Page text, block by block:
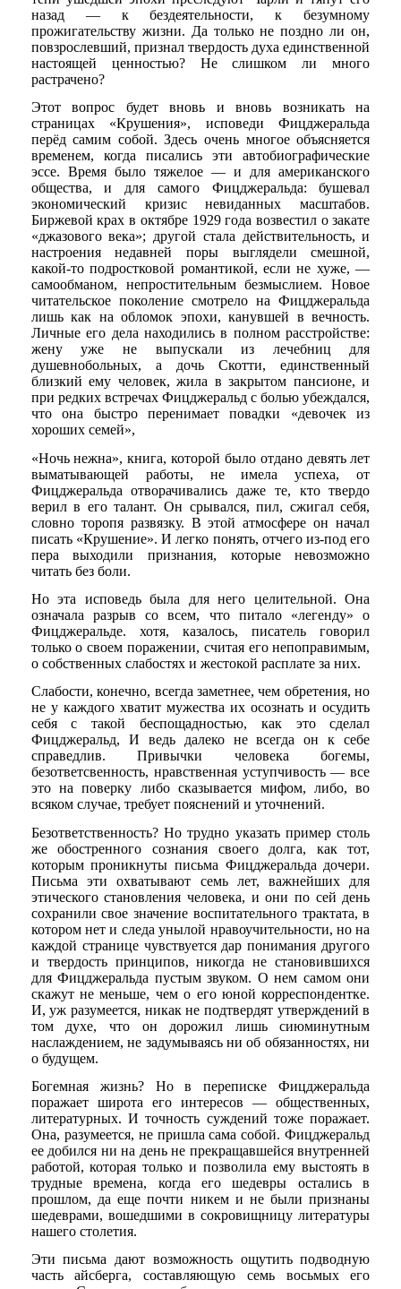
назад — к бездеятельности, к безумному
прожигательству жизни. Да только не поздно ли он,
повзрослевший, признал твердость духа единственной
настоящей ценностью? Не слишком ли много
растрачено?
Этот вопрос будет вновь и вновь возникать на
страницах «Крушения», исповеди Фицджеральда
перёд самим собой. Здесь очень многое объясняется
временем, когда писались эти автобиографические
эссе. Время было тяжелое — и для американского
общества, и для самого Фицджеральда: бушевал
экономический кризис невиданных масштабов.
Биржевой крах в октябре 1929 года возвестил о закате
«джазового века»; другой стала действительность, и
настроения недавней поры выглядели смешной,
какой-то подростковой романтикой, если не хуже, —
самообманом, непростительным безмыслием. Новое
читательское поколение смотрело на Фицджеральда
лишь как на обломок эпохи, канувшей в вечность.
Личные его дела находились в полном расстройстве:
жену уже не выпускали из лечебниц для
душевнобольных, а дочь Скотти, единственный
близкий ему человек, жила в закрытом пансионе, и
при редких встречах Фицджеральд с болью убеждался,
что она быстро перенимает повадки «девочек из
хороших семей»,
«Ночь нежна», книга, которой было отдано девять лет
выматывающей работы, не имела успеха, от
Фицджеральда отворачивались даже те, кто твердо
верил в его талант. Он срывался, пил, сжигал себя,
словно торопя развязку. В этой атмосфере он начал
писать «Крушение». И легко понять, отчего из-под его
пера выходили признания, которые невозможно
читать без боли.
Но эта исповедь была для него целительной. Она
означала разрыв со всем, что питало «легенду» о
Фицджеральде. хотя, казалось, писатель говорил
только о своем поражении, считая его непоправимым,
о собственных слабостях и жестокой расплате за них.
Слабости, конечно, всегда заметнее, чем обретения, но
не у каждого хватит мужества их осознать и осудить
себя с такой беспощадностью, как это сделал
Фицджеральд, И ведь далеко не всегда он к себе
справедлив. Привычки человека богемы,
безответсвенность, нравственная уступчивость — все
это на поверку либо сказывается мифом, либо, во
всяком случае, требует пояснений и уточнений.
Безответственность? Но трудно указать пример столь
же обостренного сознания своего долга, как тот,
которым проникнуты письма Фицджеральда дочери.
Письма эти охватывают семь лет, важнейших для
этического становления человека, и они по сей день
сохранили свое значение воспитательного трактата, в
котором нет и следа унылой нравоучительности, но на
каждой странице чувствуется дар понимания другого
и твердость принципов, никогда не становившихся
для Фицджеральда пустым звуком. О нем самом они
скажут не меньше, чем о его юной корреспондентке.
И, уж разумеется, никак не подтвердят утверждений в
том духе, что он дорожил лишь сиюминутным
наслаждением, не задумываясь ни об обязанностях, ни
о будущем.
Богемная жизнь? Но в переписке Фицджеральда
поражает широта его интересов — общественных,
литературных. И точность суждений тоже поражает.
Она, разумеется, не пришла сама собой. Фицджеральд
ее добился ни на день не прекращавшейся внутренней
работой, которая только и позволила ему выстоять в
трудные времена, когда его шедевры остались в
прошлом, да еще почти никем и не были признаны
шедеврами, вошедшими в сокровищницу литературы
нашего столетия.
Эти письма дают возможность ощутить подводную
часть айсберга, составляющую семь восьмых его